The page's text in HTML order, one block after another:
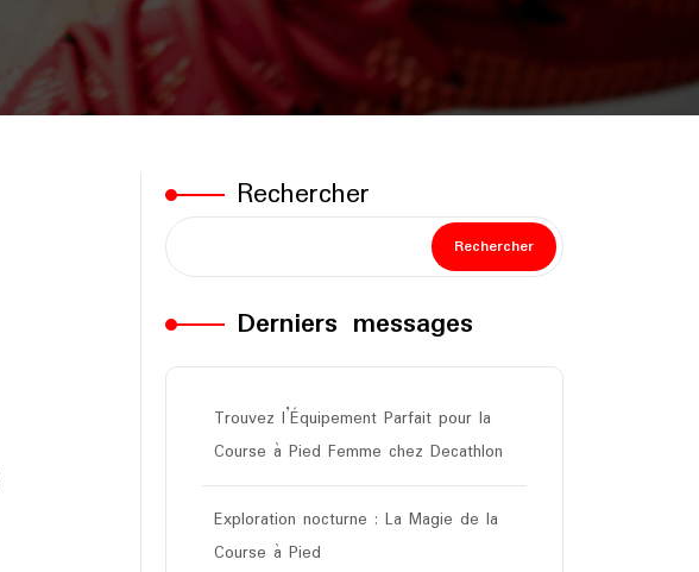
Rechercher
Rechercher
Derniers messages
Trouvez l’Équipement Parfait pour la
Course à Pied Femme chez Decathlon
Exploration nocturne : La Magie de la
Course à Pied